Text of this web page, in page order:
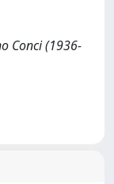
Conci (1936-